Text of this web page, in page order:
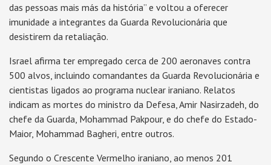
das pessoas mais más da história” e voltou a oferecer
imunidade a integrantes da Guarda Revolucionária que
desistirem da retaliação.
Israel afirma ter empregado cerca de 200 aeronaves contra
500 alvos, incluindo comandantes da Guarda Revolucionária e
cientistas ligados ao programa nuclear iraniano. Relatos
indicam as mortes do ministro da Defesa, Amir Nasirzadeh, do
chefe da Guarda, Mohammad Pakpour, e do chefe do Estado-
Maior, Mohammad Bagheri, entre outros.
Segundo o Crescente Vermelho iraniano, ao menos 201